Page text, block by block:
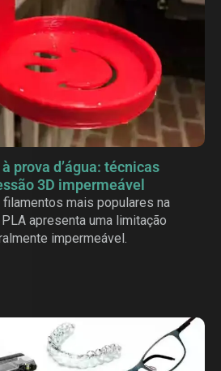
prova d’água: técnicas
3D impermeável
mais populares na
apresenta uma limitação
impermeável.